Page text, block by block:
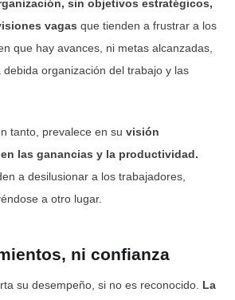
sin objetivos estratégicos,
vagas que tienden a frustrar a los
que hay avances, ni metas alcanzadas,
organización del trabajo y las
tanto, prevalece en su visión
las ganancias y la productividad.
a desilusionar a los trabajadores,
a otro lugar.
ni confianza
su desempeño, si no es reconocido. La